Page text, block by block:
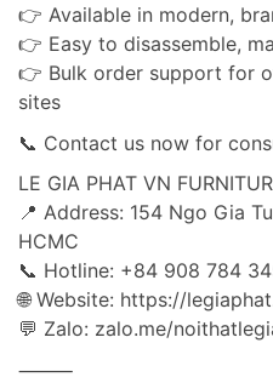
👉 Available in modern,
👉 Easy to disassemble,
👉 Bulk order support for
sites
📞 Contact us now for
LE GIA PHAT VN
📍 Address: 154 Ngo Gia
HCMC
📞 Hotline: +84 908 784
🌐 Website: https://
💬 Zalo: zalo.me/
⸻